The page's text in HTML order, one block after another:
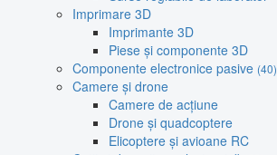
Imprimare 3D
Imprimante 3D
Piese și componente 3D
Componente electronice pasive (40)
Camere și drone
Camere de acțiune
Drone și quadcoptere
Elicoptere și avioane RC